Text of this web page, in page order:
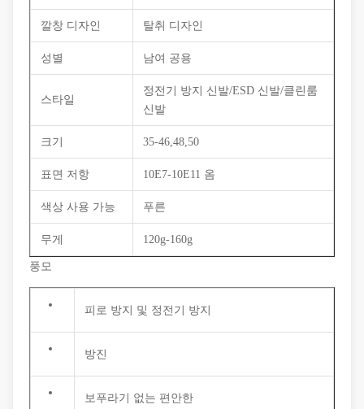
깔창 디자인 탈취 디자인
성별 남여 공용
스타일
정전기 방지 신발/ESD 신발/클린룸
신발
크기 35-46,48,50
표면 저항 10E7-10E11 옴
색상 사용 가능 푸른
무게 120g-160g
풍모
피로 방지 및 정전기 방지
방진
보푸라기 없는 편안한